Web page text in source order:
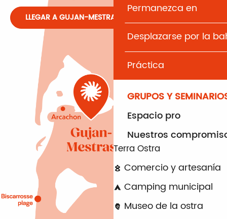
Permanezca en
Desplazarse por la
Práctica
GRUPOS Y
Espacio pro
Nuestros
Terra Ostra
Comercio y artesanía
Camping municipal
Museo de la ostra
LLEGAR A GUJAN-MESTRAS